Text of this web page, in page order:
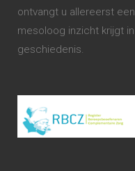
ontvangt u allereerst
mesoloog inzicht krijgt
geschiedenis.